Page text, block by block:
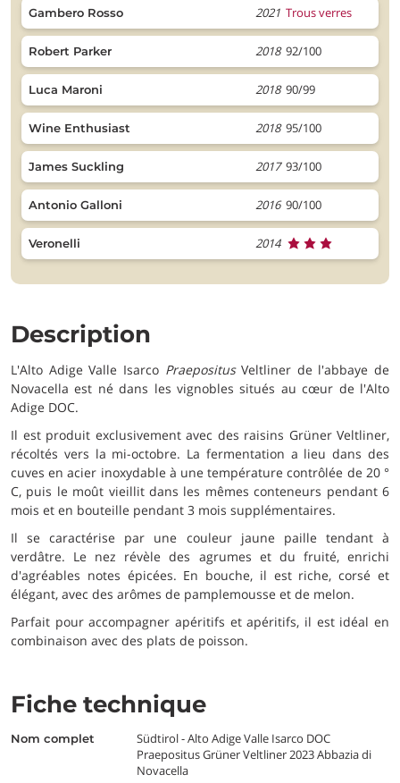
Gambero Rosso 2021 Trous verres
Robert Parker 2018 92/100
Luca Maroni 2018 90/99
Wine Enthusiast 2018 95/100
James Suckling 2017 93/100
Antonio Galloni 2016 90/100
Veronelli 2014
Description
L'Alto Adige Valle Isarco PraepositusVeltliner de l'abbaye de
Novacella est né dans les vignobles situés au cœur de l'Alto
Adige DOC.
Il est produit exclusivement avec des raisins Grüner Veltliner,
récoltés vers la mi-octobre. La fermentation a lieu dans des
cuves en acier inoxydable à une température contrôlée de 20 °
C, puis le moût vieillit dans les mêmes conteneurs pendant 6
mois et en bouteille pendant 3 mois supplémentaires.
Il se caractérise par une couleur jaune paille tendant à
verdâtre. Le nez révèle des agrumes et du fruité, enrichi
d'agréables notes épicées. En bouche, il est riche, corsé et
élégant, avec des arômes de pamplemousse et de melon.
Parfait pour accompagner apéritifs et apéritifs, il est idéal en
combinaison avec des plats de poisson.
Fiche technique
nom complet
Südtirol - Alto Adige Valle Isarco DOC
Praepositus Grüner Veltliner 2023 Abbazia di
Novacella